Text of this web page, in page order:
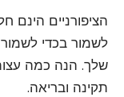
הציפורניים
לשמור בכדי לשמור
שלך. הנה כמה
תקינה ובריאה.